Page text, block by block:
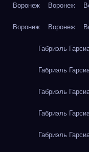
Воронеж Воронеж
Воронеж Воронеж
Габриэль
Габриэль
Габриэль
Габриэль
Габриэль